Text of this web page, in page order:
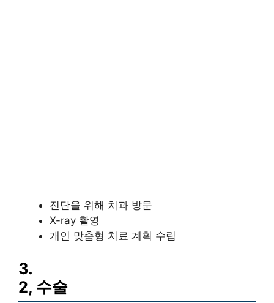
진단을 위해 치과 방문
X-ray 촬영
개인 맞춤형 치료 계획 수립
3.
2, 수술